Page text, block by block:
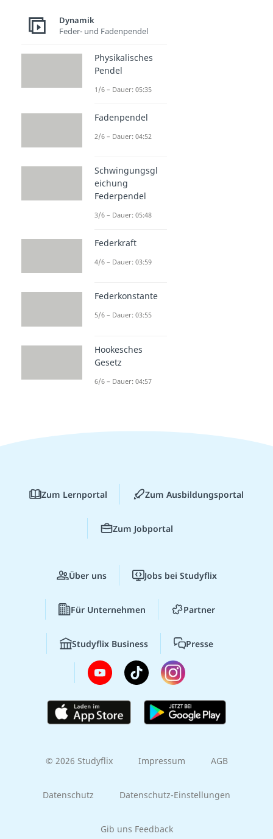
Dynamik
Feder- und Fadenpendel
Physikalisches
Pendel
1/6 – Dauer: 05:35
Fadenpendel
2/6 – Dauer: 04:52
Schwingungsgl
eichung
Federpendel
3/6 – Dauer: 05:48
Federkraft
4/6 – Dauer: 03:59
Federkonstante
5/6 – Dauer: 03:55
Hookesches
Gesetz
6/6 – Dauer: 04:57
Zum Lernportal Zum Ausbildungsportal
Zum Jobportal
Über uns Jobs bei Studyflix
Für Unternehmen Partner
Studyflix Business Presse
© 2026 Studyflix Impressum AGB
Datenschutz Datenschutz-Einstellungen
Gib uns Feedback